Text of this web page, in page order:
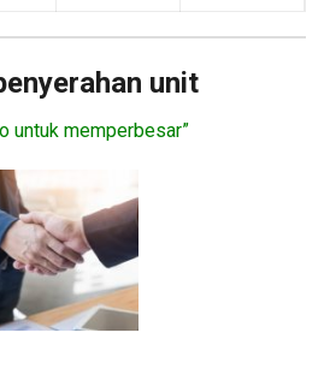
unit
untuk memperbesar”